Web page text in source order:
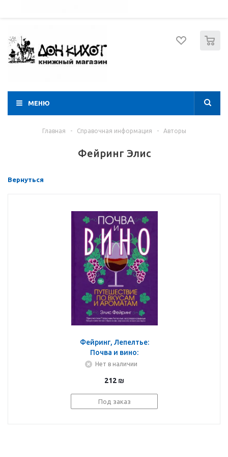
МЕНЮ
Главная - Справочная информация - Авторы
Фейринг Элис
Вернуться
Фейринг, Лепелтье:
Почва и вино:
путешествие по вкусам
Нет в наличии
212 ₪
Под заказ